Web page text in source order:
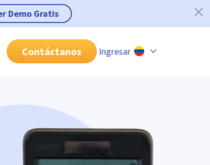
Demo Gratis
Contáctanos Ingresar
Perú
México
Brasil